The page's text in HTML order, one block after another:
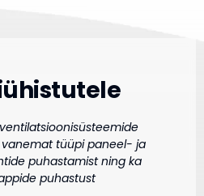
tüüpi paneel- ja
puhastamist ning ka
puhastust